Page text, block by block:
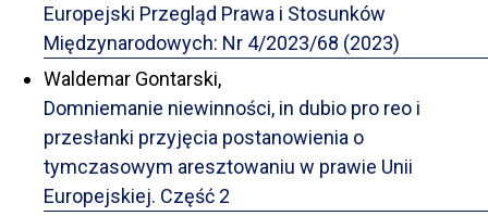
Europejski Przegląd Prawa i Stosunków
Międzynarodowych: Nr 4/2023/68 (2023)
Waldemar Gontarski,
Domniemanie niewinności, in dubio pro reo i
przesłanki przyjęcia postanowienia o
tymczasowym aresztowaniu w prawie Unii
Europejskiej. Część 2